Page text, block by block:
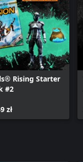
Rising Starter
#2
zł